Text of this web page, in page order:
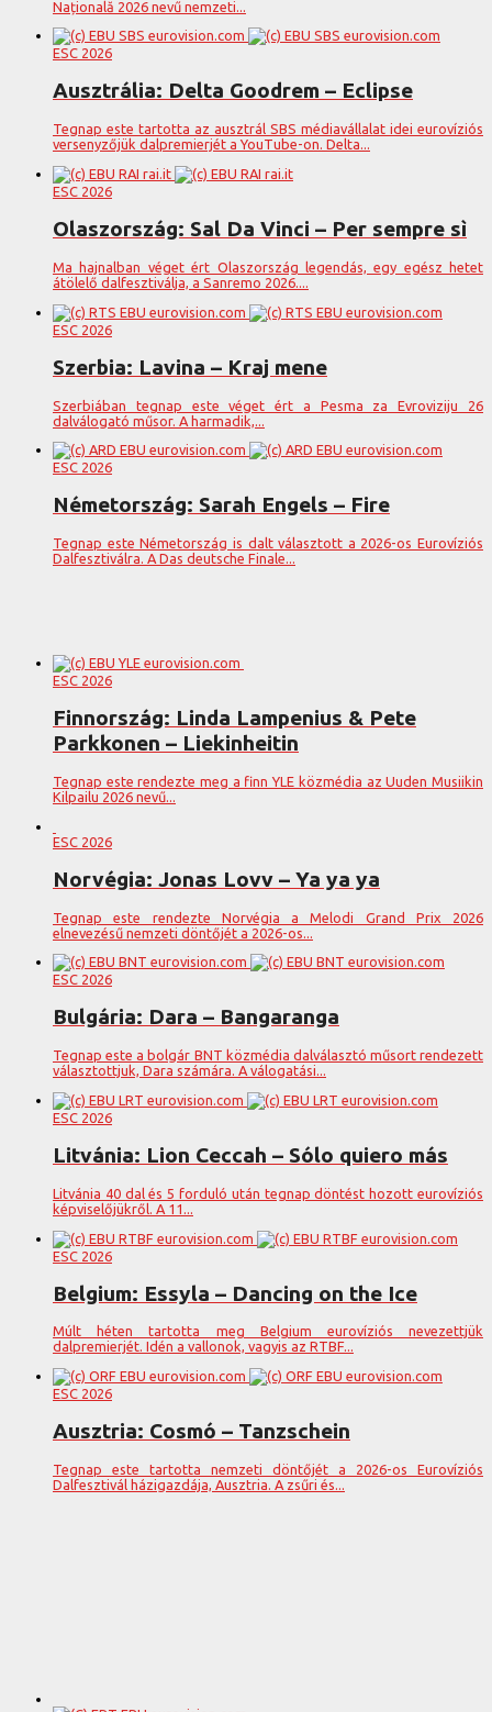
Națională 2026 nevű nemzeti...
ESC 2026
Ausztrália: Delta Goodrem – Eclipse
Tegnap este tartotta az ausztrál SBS médiavállalat idei eurovíziós
versenyzőjük dalpremierjét a YouTube-on. Delta...
ESC 2026
Olaszország: Sal Da Vinci – Per sempre sì
Ma hajnalban véget ért Olaszország legendás, egy egész hetet
átölelő dalfesztiválja, a Sanremo 2026....
ESC 2026
Szerbia: Lavina – Kraj mene
Szerbiában tegnap este véget ért a Pesma za Evroviziju 26
dalválogató műsor. A harmadik,...
ESC 2026
Németország: Sarah Engels – Fire
Tegnap este Németország is dalt választott a 2026-os Eurovíziós
Dalfesztiválra. A Das deutsche Finale...
ESC 2026
Finnország: Linda Lampenius & Pete
Parkkonen – Liekinheitin
Tegnap este rendezte meg a finn YLE közmédia az Uuden Musiikin
Kilpailu 2026 nevű...
ESC 2026
Norvégia: Jonas Lovv – Ya ya ya
Tegnap este rendezte Norvégia a Melodi Grand Prix 2026
elnevezésű nemzeti döntőjét a 2026-os...
ESC 2026
Bulgária: Dara – Bangaranga
Tegnap este a bolgár BNT közmédia dalválasztó műsort rendezett
választottjuk, Dara számára. A válogatási...
ESC 2026
Litvánia: Lion Ceccah – Sólo quiero más
Litvánia 40 dal és 5 forduló után tegnap döntést hozott eurovíziós
képviselőjükről. A 11...
ESC 2026
Belgium: Essyla – Dancing on the Ice
Múlt héten tartotta meg Belgium eurovíziós nevezettjük
dalpremierjét. Idén a vallonok, vagyis az RTBF...
ESC 2026
Ausztria: Cosmó – Tanzschein
Tegnap este tartotta nemzeti döntőjét a 2026-os Eurovíziós
Dalfesztivál házigazdája, Ausztria. A zsűri és...